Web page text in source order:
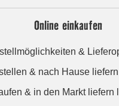
Online einkaufen
&
& nach Hause
& in den Markt liefern